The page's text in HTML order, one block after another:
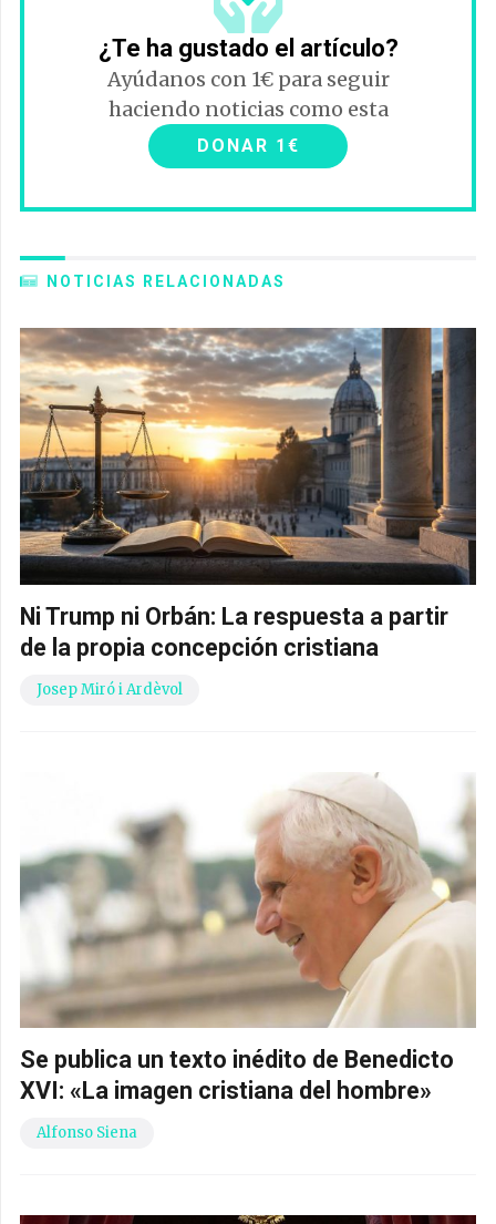
¿Te ha gustado el artículo?
Ayúdanos con 1€ para seguir
haciendo noticias como esta
DONAR 1€
NOTICIAS RELACIONADAS
Ni Trump ni Orbán: La respuesta a partir
de la propia concepción cristiana
Josep Miró i Ardèvol
Se publica un texto inédito de Benedicto
XVI: «La imagen cristiana del hombre»
Alfonso Siena